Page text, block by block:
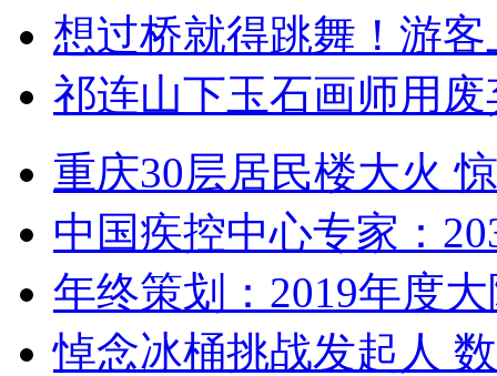
想过桥就得跳舞！游客
祁连山下玉石画师用
重庆30层居民楼大火
中国疾控中心专家：
年终策划：2019年度
悼念冰桶挑战发起人